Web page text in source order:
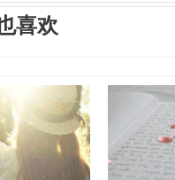
喜欢